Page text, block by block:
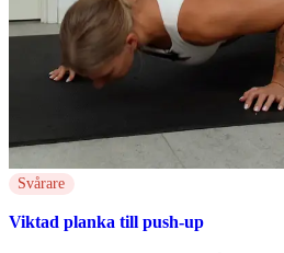
Svårare
Viktad planka till push-up